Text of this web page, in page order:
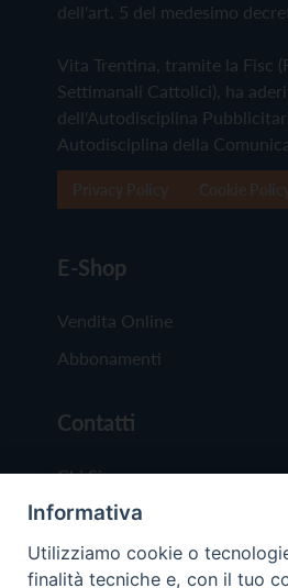
dell'art. 5 del medesimo
Vita Trentina, tramite la Fisc
Settimanali Cattolici), ha
dell'Autodisciplina
Autodisciplina della
E-Shop
Vendita Online
Abbonamenti
Contatti
Chi Siamo
Redazione
Scrivici
Informativa
Utilizziamo cookie o
finalità tecniche e, con il tuo